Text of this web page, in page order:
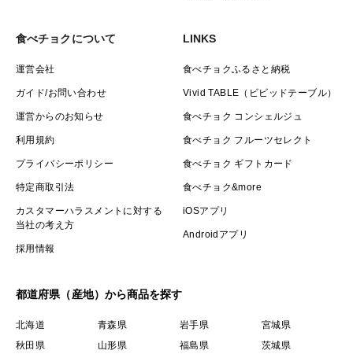
食べチョクについて
運営会社
ガイド/お問い合わせ
運営からのお知らせ
利用規約
プライバシーポリシー
特定商取引法
カスタマーハラスメントに対する
当社の考え方
採用情報
LINKS
食べチョクふるさと納税
Vivid TABLE（ビビッドテーブル）
食べチョク コンシェルジュ
食べチョク フルーツセレクト
食べチョク ギフトカード
食べチョク&more
iOSアプリ
Androidアプリ
都道府県（産地）から商品を探す
北海道 青森県 岩手県
宮城県
秋田県
山形県 福島県
茨城県